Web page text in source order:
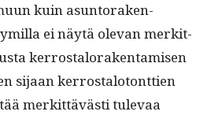
kuin asun­torak­en­
ei näytä ole­van merkit­
ker­rostalo­rak­en­tamisen
sijaan ker­rostalo­tont­tien
merkit­tävästi tule­vaa